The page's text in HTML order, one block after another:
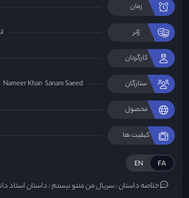
زمان
ژانر
کارگردان
ستارگان Nameer Khan Sanam Saeed
محصول
کیفیت ها
FA
EN
خلاصه داستان :سریال من منتو نیستم : داستان استاد